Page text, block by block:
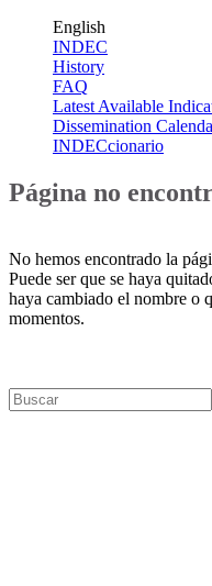
English
INDEC
History
FAQ
Latest Available
Dissemination
INDECcionario
Página no
No hemos encontrado la
Puede ser que se haya
haya cambiado el nombre o
momentos.